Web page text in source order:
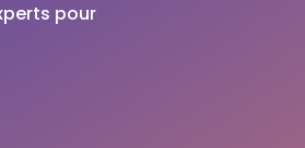
pour